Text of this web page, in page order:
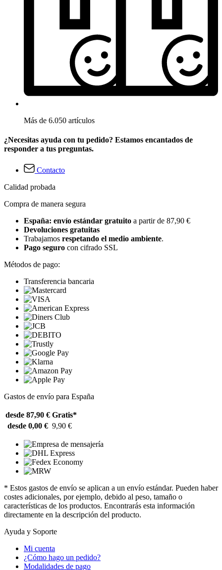
Más de 6.050 artículos
¿Necesitas ayuda con tu pedido? Estamos encantados de
responder a tus preguntas.
Contacto
Calidad probada
Compra de manera segura
España: envío estándar gratuito a partir de 87,90 €
Devoluciones gratuitas
Trabajamos respetando el medio ambiente.
Pago seguro con cifrado SSL
Métodos de pago:
Transferencia bancaria
Gastos de envío para España
desde 87,90 € Gratis*
desde 0,00 € 9,90 €
* Estos gastos de envío se aplican a un envío estándar. Pueden haber
costes adicionales, por ejemplo, debido al peso, tamaño o
características de los productos. Encontrarás esta información
directamente en la descripción del producto.
Ayuda y Soporte
Mi cuenta
¿Cómo hago un pedido?
Modalidades de pago